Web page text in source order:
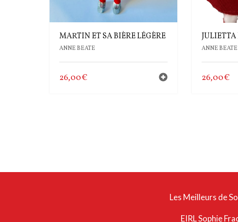
MARTIN ET SA BIÈRE LÉGÈRE
ANNE BEATE
26,00€
JULIETTA
ANNE BEATE
26,00€
Les Meilleurs de
EIRL Sophie